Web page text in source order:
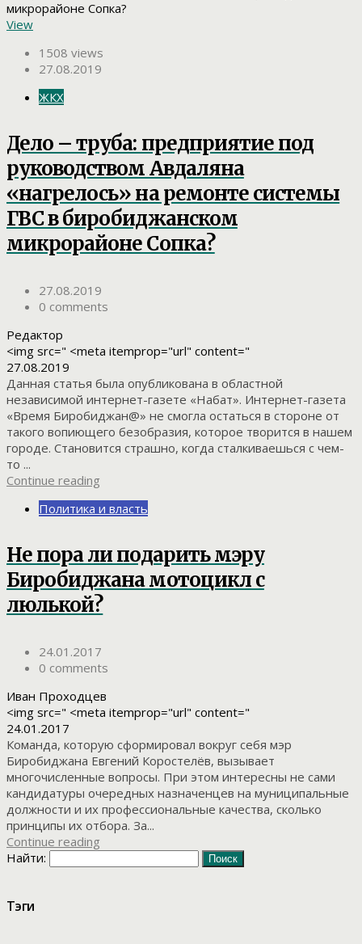
View
1508 views
27.08.2019
ЖКХ
Дело – труба: предприятие под
руководством Авдаляна
«нагрелось» на ремонте системы
ГВС в биробиджанском
микрорайоне Сопка?
27.08.2019
0 comments
Редактор
<img src=" <meta itemprop="url" content="
27.08.2019
Данная статья была опубликована в областной
независимой интернет-газете «Набат». Интернет-газета
«Время Биробиджан@» не смогла остаться в стороне от
такого вопиющего безобразия, которое творится в нашем
городе. Становится страшно, когда сталкиваешься с чем-
то ...
Continue reading
Политика и власть
Не пора ли подарить мэру
Биробиджана мотоцикл с
люлькой?
24.01.2017
0 comments
Иван Проходцев
<img src=" <meta itemprop="url" content="
24.01.2017
Команда, которую сформировал вокруг себя мэр
Биробиджана Евгений Коростелёв, вызывает
многочисленные вопросы. При этом интересны не сами
кандидатуры очередных назначенцев на муниципальные
должности и их профессиональные качества, сколько
принципы их отбора. За...
Continue reading
Найти:
Тэги